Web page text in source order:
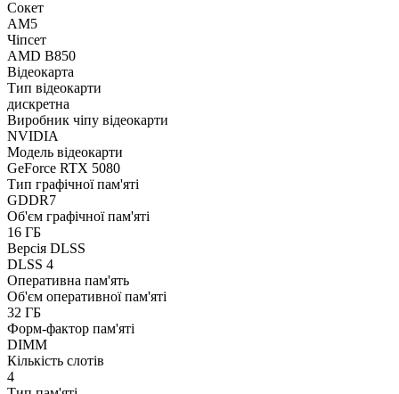
Сокет
AM5
Чіпсет
AMD B850
Відеокарта
Тип відеокарти
дискретна
Виробник чіпу відеокарти
NVIDIA
Модель відеокарти
GeForce RTX 5080
Тип графічної пам'яті
GDDR7
Об'єм графічної пам'яті
16 ГБ
Версія DLSS
DLSS 4
Оперативна пам'ять
Об'єм оперативної пам'яті
32 ГБ
Форм-фактор пам'яті
DIMM
Кількість слотів
4